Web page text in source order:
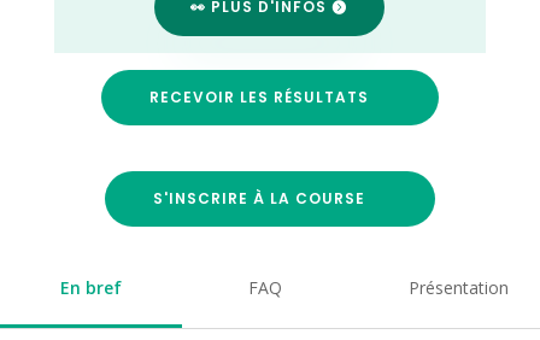
👀 PLUS D'INFOS
RECEVOIR LES RÉSULTATS
S'INSCRIRE À LA COURSE
En bref FAQ Présentation